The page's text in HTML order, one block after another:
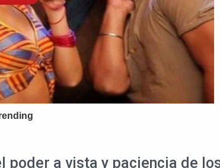
poder a vista y paciencia de